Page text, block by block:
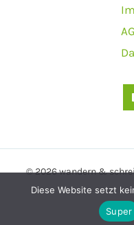
© 2026 wandern &
Diese Website setzt
Super